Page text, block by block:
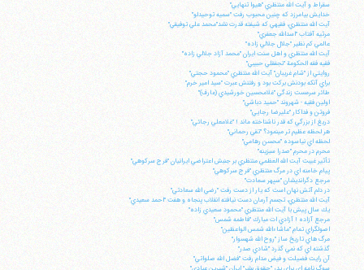
سقراط و آيت الله منتظري "هيوا تنهايي"
خدايش بيامرزد كه چنين محبوب رفت "سميه توحيدلو"
آيت الله منتظري، فقيهي كه شيفته قدرت نشد"محمد علي توفيقي"
مرثيه آفتاب "اسدالله جعفري"
عالمي كم نظير "جلال جلالي زاده"
آيت الله منتظري و اهل سنت ايران "محمد آزاد جلالي زاده"
فقيه فقه الحكومة "نجفقلي حبيبي"
روايتي از "شام غريبان" آيت الله منتظري "محمود حجتي"
براي آنكه بودنش بركت بود و رفتنش عبرت "سيد امير خرم"
طائر سرمست زندگي "غلامحسين خورشيدي (عارف)"
اولين فقيه - شهروند "حميد دباشي"
فروتن و فداكار "عليرضا رجايي"
دريغ از بزرگي كه قدر ناشناخته ماند ! "غلامعلي رجائي"
هر لحظه عظيم تر مي‎نمود؟ "تقي رحماني"
لحظه اي نياسوده "محسن رهامي"
محرم در محرم "صدرا سبزينه"
تأثير غيبت آيت الله العظمي منتظري بر جنبش اعتراضي ايرانيان "فرج سركوهي"
پيام خامنه اي در مرگ منتظري "فرج سركوهي"
مرجع دگرانديشان "سپهر سعادت"
در دلم آتش نهان است كه يار از دست رفت "رضي الله سعادتي"
آيت الله منتظري، تجسم آرمان دست نيافته انقلاب پنجاه و هفت "احمد سعيدي"
يك سال پيش با آيت الله منتظري "محمود سعيدي زاده"
مرجع آزاده ! آزادي ات مبارك "فاطمه شمس"
اصولگراي تمام "ماشاءالله شمس الواعظين"
مرگ هاي تاريخ ساز "روح الله شهسوار"
گذشته اي كه نمي گذرد "شادي صدر"
آن رايت فضيلت و فيض مدام رفت "فضل الله صلواتي"